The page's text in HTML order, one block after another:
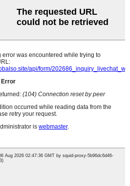
-40～105
350
-55～105 6.3
-55～105
50
-40～105
350
-55～105
6.3